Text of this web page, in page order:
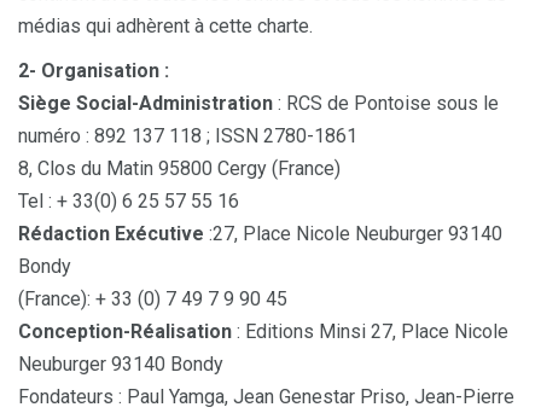
médias qui adhèrent à cette charte.
2- Organisation :
Siège Social-Administration : RCS de Pontoise sous le
numéro : 892 137 118 ; ISSN 2780-1861
8, Clos du Matin 95800 Cergy (France)
Tel : + 33(0) 6 25 57 55 16
Rédaction Exécutive :27, Place Nicole Neuburger 93140
Bondy
(France): + 33 (0) 7 49 7 9 90 45
Conception-Réalisation : Editions Minsi 27, Place Nicole
Neuburger 93140 Bondy
Fondateurs : Paul Yamga, Jean Genestar Priso, Jean-Pierre